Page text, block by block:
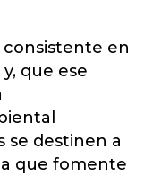
en
que ese
se destinen a
que fomente